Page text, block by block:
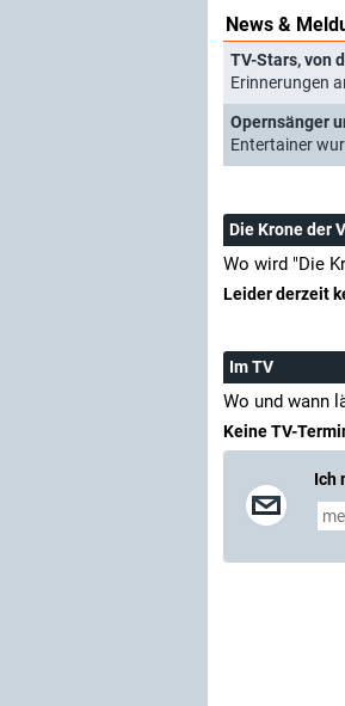
News &
TV-Stars, von
Erinnerungen
Opernsänger
Entertainer
Die Krone der
Wo wird "Die
Leider derzeit
Im TV
Wo und wann
Keine TV-
Ich